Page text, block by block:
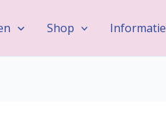
Shop Informatie